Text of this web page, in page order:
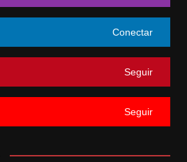
Conectar
Seguir
Seguir